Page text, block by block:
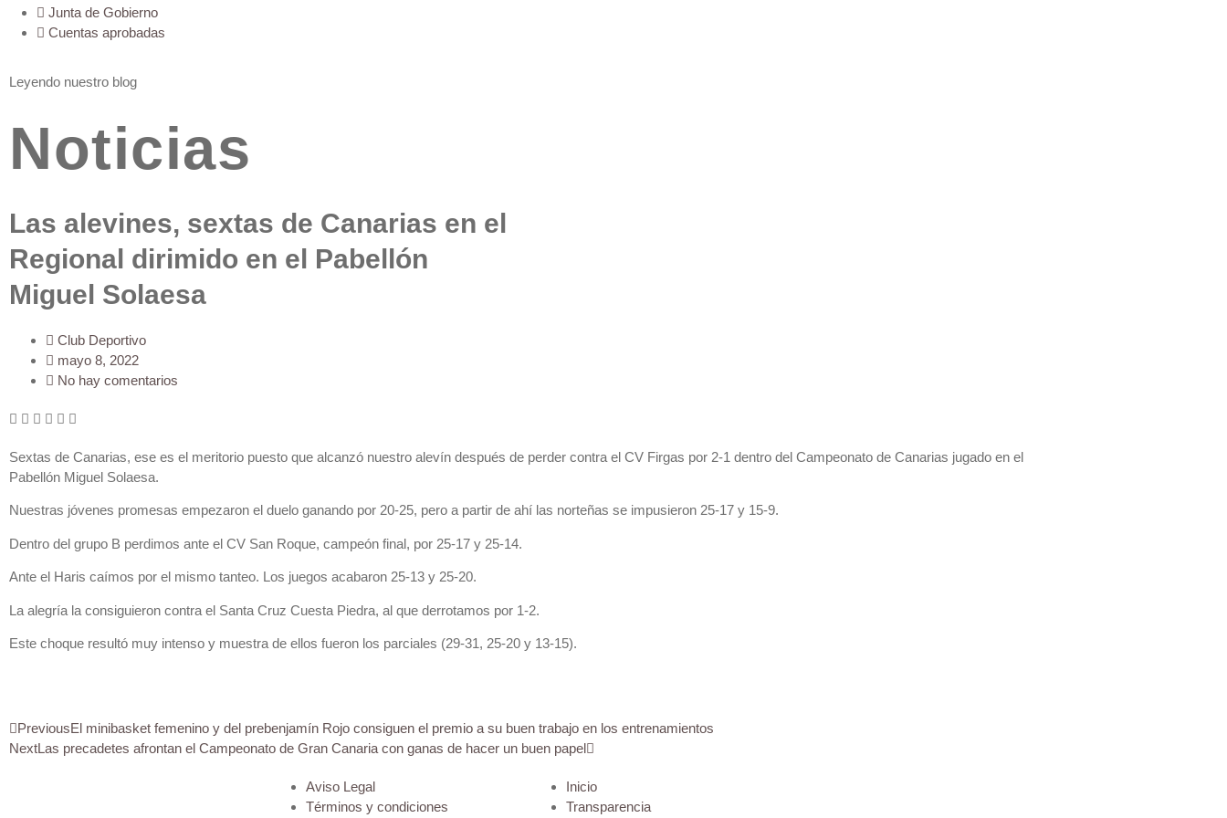
Junta de Gobierno
Cuentas aprobadas
Leyendo nuestro blog
Noticias
Las alevines, sextas de Canarias en el
Regional dirimido en el Pabellón
Miguel Solaesa
Club Deportivo
mayo 8, 2022
No hay comentarios
Sextas de Canarias, ese es el meritorio puesto que alcanzó nuestro alevín después de perder contra el CV Firgas por 2-1 dentro del Campeonato de Canarias jugado en el
Pabellón Miguel Solaesa.
Nuestras jóvenes promesas empezaron el duelo ganando por 20-25, pero a partir de ahí las norteñas se impusieron 25-17 y 15-9.
Dentro del grupo B perdimos ante el CV San Roque, campeón final, por 25-17 y 25-14.
Ante el Haris caímos por el mismo tanteo. Los juegos acabaron 25-13 y 25-20.
La alegría la consiguieron contra el Santa Cruz Cuesta Piedra, al que derrotamos por 1-2.
Este choque resultó muy intenso y muestra de ellos fueron los parciales (29-31, 25-20 y 13-15).
PreviousEl minibasket femenino y del prebenjamín Rojo consiguen el premio a su buen trabajo en los entrenamientos
NextLas precadetes afrontan el Campeonato de Gran Canaria con ganas de hacer un buen papel
Aviso Legal
Términos y condiciones
Inicio
Transparencia